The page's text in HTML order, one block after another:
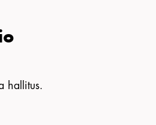
hallitus.